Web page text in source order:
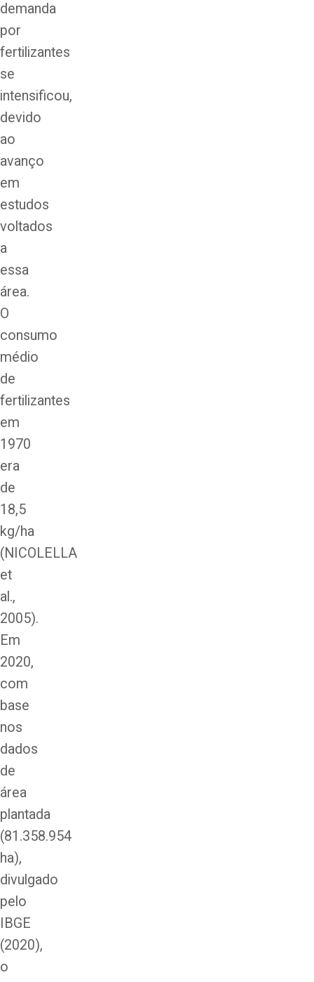
demanda
por
fertilizantes
se
intensificou,
devido
ao
avanço
em
estudos
voltados
a
essa
área.
O
consumo
médio
de
fertilizantes
em
1970
era
de
18,5
kg/ha
(NICOLELLA
et
al.,
2005).
Em
2020,
com
base
nos
dados
de
área
plantada
(81.358.954
ha),
divulgado
pelo
IBGE
(2020),
o